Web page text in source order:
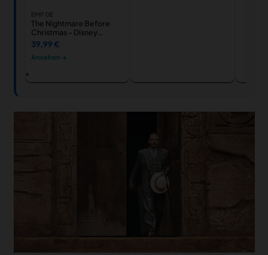
EMP DE
The Nightmare Before
Christmas - Disney
Leggings - Jack
Skellington & Sally - S bis
XXL - für Damen - Größe
39,99 €
Ansehen →